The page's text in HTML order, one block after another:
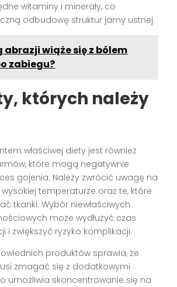
witaminy i minerały, co
odbudowę struktur jamy ustnej.
abrazji wiąże się z bólem
zabiegu?
których należy
właściwej diety jest również
które mogą negatywnie
gojenia. Należy zwrócić uwagę na
temperaturze oraz te, które
tkanki. Wybór niewłaściwych
może wydłużyć czas
i zwiększyć ryzyko komplikacji.
produktów sprawia, że
zmagać się z dodatkowymi
umożliwia skoncentrowanie się na